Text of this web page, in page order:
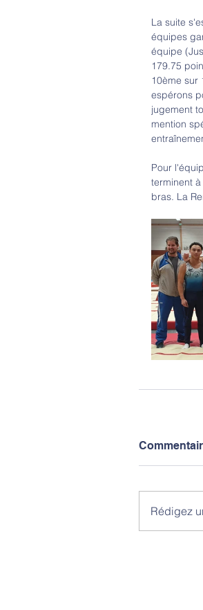
La suite
équipes
équipe
179.75
10ème sur
espérons
jugement
mention
Pour
terminent
bras. La
Rédigez